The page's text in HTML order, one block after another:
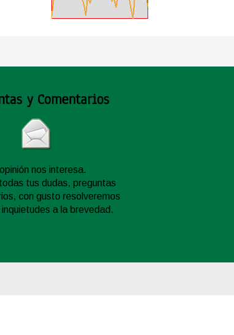
y Comentarios
nos interesa.
tus dudas, preguntas
con gusto resolveremos
a la brevedad.